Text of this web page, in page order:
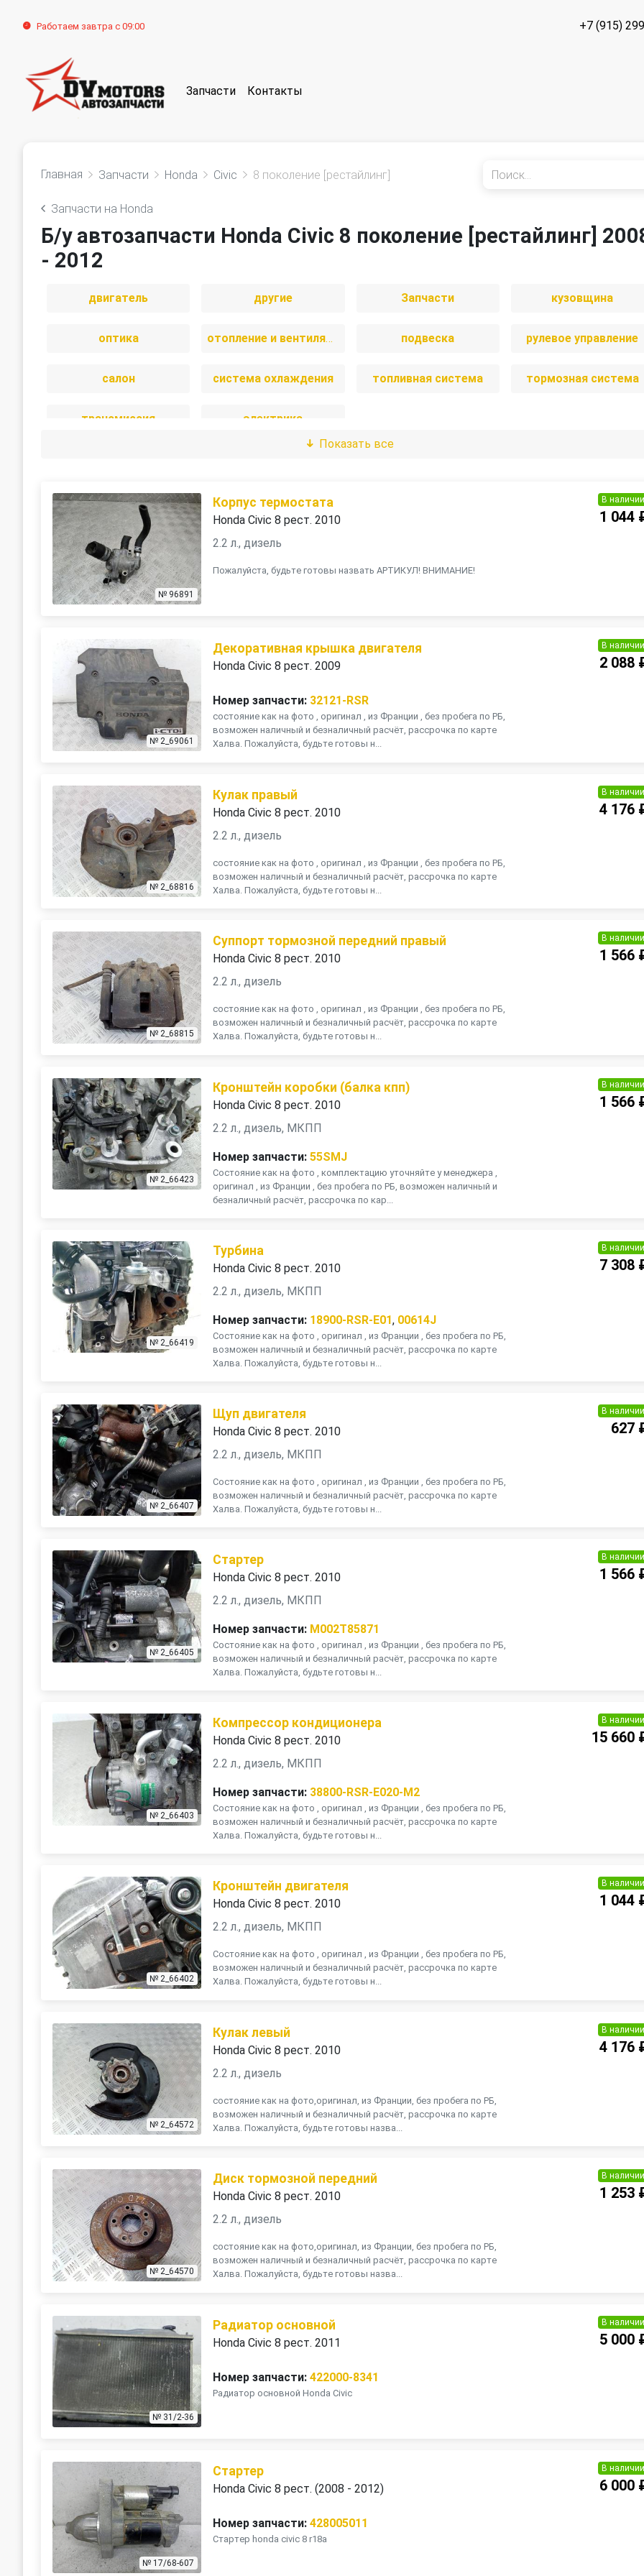
Работаем завтра с 09:00 +7 (915)
Запчасти Контакты
Главная Запчасти Honda Civic 8 поколение [рестайлинг]
Запчасти на Honda
Б/у автозапчасти Honda Civic 8 поколение [рестайлинг]
- 2012
двигатель другие Запчасти кузовщина
оптика отопление и вентиляция подвеска рулевое управление
салон система охлаждения топливная система тормозная система
трансмиссия
электрика
Показать все
№ 96891
Корпус термостата
Honda Civic 8 рест. 2010
2.2 л., дизель
Пожалуйста, будьте готовы назвать АРТИКУЛ! ВНИМАНИЕ!
В наличии
1 044
№ 2_69061
Декоративная крышка двигателя
Honda Civic 8 рест. 2009
Номер запчасти: 32121-RSR
состояние как на фото , оригинал , из Франции , без пробега по РБ,
возможен наличный и безналичный расчёт, рассрочка по карте
Халва. Пожалуйста, будьте готовы н...
В наличии
2 088
№ 2_68816
Кулак правый
Honda Civic 8 рест. 2010
2.2 л., дизель
состояние как на фото , оригинал , из Франции , без пробега по РБ,
возможен наличный и безналичный расчёт, рассрочка по карте
Халва. Пожалуйста, будьте готовы н...
В наличии
4 176
№ 2_68815
Суппорт тормозной передний правый
Honda Civic 8 рест. 2010
2.2 л., дизель
состояние как на фото , оригинал , из Франции , без пробега по РБ,
возможен наличный и безналичный расчёт, рассрочка по карте
Халва. Пожалуйста, будьте готовы н...
В наличии
1 566
№ 2_66423
Кронштейн коробки (балка кпп)
Honda Civic 8 рест. 2010
2.2 л., дизель, МКПП
Номер запчасти: 55SMJ
Состояние как на фото , комплектацию уточняйте у менеджера ,
оригинал , из Франции , без пробега по РБ, возможен наличный и
безналичный расчёт, рассрочка по кар...
В наличии
1 566
№ 2_66419
Турбина
Honda Civic 8 рест. 2010
2.2 л., дизель, МКПП
Номер запчасти: 18900-RSR-E01, 00614J
Состояние как на фото , оригинал , из Франции , без пробега по РБ,
возможен наличный и безналичный расчёт, рассрочка по карте
Халва. Пожалуйста, будьте готовы н...
В наличии
7 308
№ 2_66407
Щуп двигателя
Honda Civic 8 рест. 2010
2.2 л., дизель, МКПП
Состояние как на фото , оригинал , из Франции , без пробега по РБ,
возможен наличный и безналичный расчёт, рассрочка по карте
Халва. Пожалуйста, будьте готовы н...
В наличии
627
№ 2_66405
Стартер
Honda Civic 8 рест. 2010
2.2 л., дизель, МКПП
Номер запчасти: M002T85871
Состояние как на фото , оригинал , из Франции , без пробега по РБ,
возможен наличный и безналичный расчёт, рассрочка по карте
Халва. Пожалуйста, будьте готовы н...
В наличии
1 566
№ 2_66403
Компрессор кондиционера
Honda Civic 8 рест. 2010
2.2 л., дизель, МКПП
Номер запчасти: 38800-RSR-E020-M2
Состояние как на фото , оригинал , из Франции , без пробега по РБ,
возможен наличный и безналичный расчёт, рассрочка по карте
Халва. Пожалуйста, будьте готовы н...
В наличии
15 660
№ 2_66402
Кронштейн двигателя
Honda Civic 8 рест. 2010
2.2 л., дизель, МКПП
Состояние как на фото , оригинал , из Франции , без пробега по РБ,
возможен наличный и безналичный расчёт, рассрочка по карте
Халва. Пожалуйста, будьте готовы н...
В наличии
1 044
№ 2_64572
Кулак левый
Honda Civic 8 рест. 2010
2.2 л., дизель
состояние как на фото,оригинал, из Франции, без пробега по РБ,
возможен наличный и безналичный расчёт, рассрочка по карте
Халва. Пожалуйста, будьте готовы назва...
В наличии
4 176
№ 2_64570
Диск тормозной передний
Honda Civic 8 рест. 2010
2.2 л., дизель
состояние как на фото,оригинал, из Франции, без пробега по РБ,
возможен наличный и безналичный расчёт, рассрочка по карте
Халва. Пожалуйста, будьте готовы назва...
В наличии
1 253
№ 31/2-36
Радиатор основной
Honda Civic 8 рест. 2011
Номер запчасти: 422000-8341
Радиатор основной Honda Civic
В наличии
5 000
№ 17/68-607
Стартер
Honda Civic 8 рест. (2008 - 2012)
Номер запчасти: 428005011
Стартер honda civic 8 r18a
В наличии
6 000